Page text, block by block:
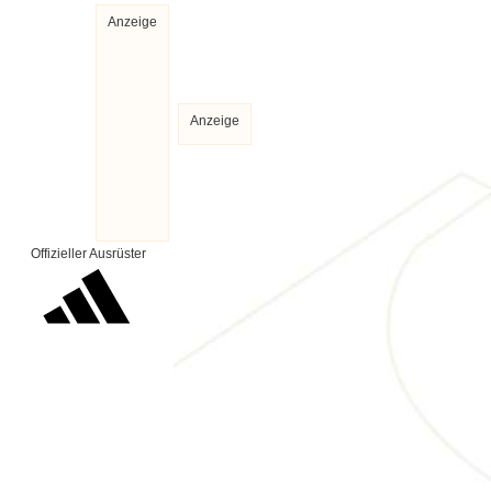
Anzeige
Offizieller Ausrüster
Anzeige